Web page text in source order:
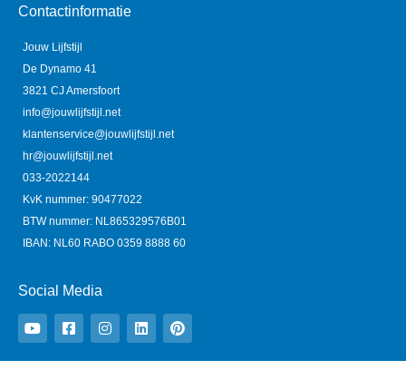
Contactinformatie
Jouw Lijfstijl
De Dynamo 41
3821 CJ Amersfoort
info@jouwlijfstijl.net
klantenservice@jouwlijfstijl.net
hr@jouwlijfstijl.net
033-2022144
KvK nummer: 90477022
BTW nummer: NL865329576B01
IBAN: NL60 RABO 0359 8888 60
Social Media
o
u
t
u
a
c
e
b
n
s
t
a
i
n
k
e
i
n
t
e